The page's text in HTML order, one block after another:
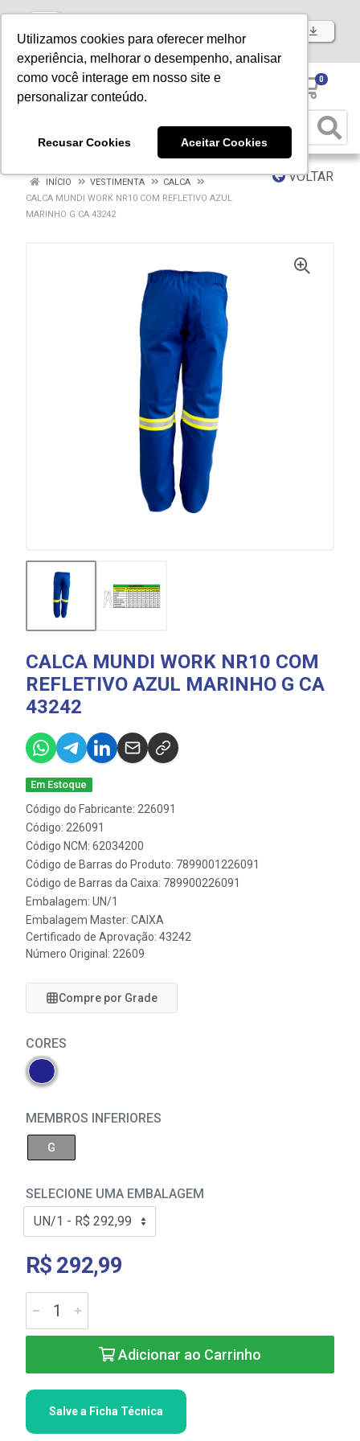
Utilizamos cookies para oferecer melhor
experiência, melhorar o desempenho, analisar
como você interage em nosso site e
personalizar conteúdo.
Recusar Cookies Aceitar Cookies
Baixe já nosso APP
0
VOLTAR
INÍCIO VESTIMENTA
CALCA
CALCA MUNDI WORK NR10 COM REFLETIVO AZUL
MARINHO G CA 43242
CALCA MUNDI WORK NR10 COM
REFLETIVO AZUL MARINHO G CA
43242
Em Estoque
Código do Fabricante: 226091
Código: 226091
Código NCM: 62034200
Código de Barras do Produto: 7899001226091
Código de Barras da Caixa: 789900226091
Embalagem: UN/1
Embalagem Master: CAIXA
Certificado de Aprovação: 43242
Número Original: 22609
Compre por Grade
CORES
MEMBROS INFERIORES
G
SELECIONE UMA EMBALAGEM
R$ 292,99
Adicionar ao Carrinho
Salve a Ficha Técnica